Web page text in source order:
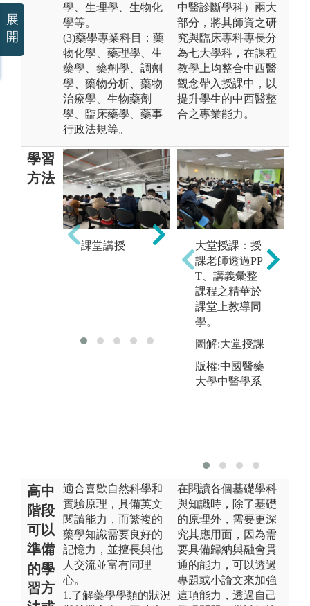
學、生理學、生物化
學等。
(3)藥學專業科目：藥
物化學、藥理學、生
藥學、藥劑學、調劑
學、藥物分析、藥物
治療學、生物藥劑
學、臨床藥學、藥事
行政法規等。
中醫診斷學科）兩大
部分，將其師資之研
究與臨床專科專長分
為七大學科，在課程
教學上均整合中西醫
觀念帶入授課中，以
提升學生的中西醫整
合之專業能力。
學習
方法
課堂講授 實驗實作課程
大堂授課：授
課老師透過PP
T、講義彙整
課程之精華於
課堂上教導同
學。
圖解:大堂授課
版權:中國醫藥
大學中醫學系
高中
階段
可以
準備
的學
習方
適合喜歡自然科學和
實驗原理，具備英文
閱讀能力，而繁複的
藥學知識需要良好的
記憶力，並擅長與他
人交流並富有同理
心。
1.了解藥學學類的狀況
在閱讀各個基礎學科
與知識時，除了基礎
的原理外，需要更深
究其應用面，因為需
要具備歸納與融會貫
通的能力，可以透過
專題或小論文來加強
這項能力，透過自己
展
開